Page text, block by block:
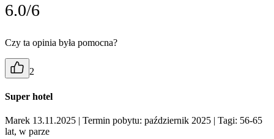
6.0/6
Czy ta opinia była pomocna?
2
Super hotel
Marek 13.11.2025 | Termin pobytu: październik 2025 | Tagi: 56-65
lat, w parze